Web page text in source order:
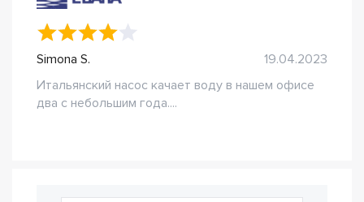
Simona S.
19.04.2023
Итальянский насос качает воду в нашем офисе
два с небольшим года....